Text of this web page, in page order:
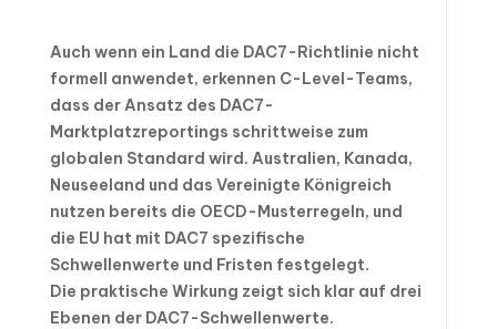
Auch wenn ein Land die DAC7-Richtlinie nicht
formell anwendet, erkennen C-Level-Teams,
dass der Ansatz des DAC7-
Marktplatzreportings schrittweise zum
globalen Standard wird. Australien, Kanada,
Neuseeland und das Vereinigte Königreich
nutzen bereits die OECD-Musterregeln, und
die EU hat mit DAC7 spezifische
Schwellenwerte und Fristen festgelegt.
Die praktische Wirkung zeigt sich klar auf drei
Ebenen der DAC7-Schwellenwerte.